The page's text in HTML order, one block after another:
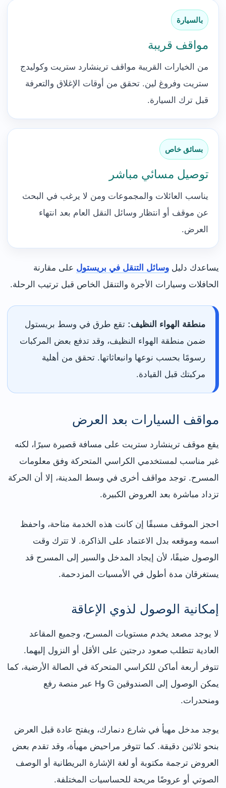
بالسيارة
مواقف قريبة
من الخيارات القريبة مواقف ترينشارد ستريت وكوليدج
ستريت وفروغ لين. تحقق من أوقات الإغلاق والتعرفة
قبل ترك السيارة.
بسائق خاص
توصيل مسائي مباشر
يناسب العائلات والمجموعات ومن لا يرغب في البحث
عن موقف أو انتظار وسائل النقل العام بعد انتهاء
العرض.
يساعدك دليل وسائل التنقل في بريستول على مقارنة
الحافلات وسيارات الأجرة والتنقل الخاص قبل ترتيب الرحلة.
منطقة الهواء النظيف: تقع طرق في وسط بريستول
ضمن منطقة الهواء النظيف، وقد تدفع بعض المركبات
رسومًا بحسب نوعها وانبعاثاتها. تحقق من أهلية
مركبتك قبل القيادة.
مواقف السيارات بعد العرض
يقع موقف ترينشارد ستريت على مسافة قصيرة سيرًا، لكنه
غير مناسب لمستخدمي الكراسي المتحركة وفق معلومات
المسرح. توجد مواقف أخرى في وسط المدينة، إلا أن الحركة
تزداد مباشرة بعد العروض الكبيرة.
احجز الموقف مسبقًا إن كانت هذه الخدمة متاحة، واحفظ
اسمه وموقعه بدل الاعتماد على الذاكرة. لا تترك وقت
الوصول ضيقًا، لأن إيجاد المدخل والسير إلى المسرح قد
يستغرقان مدة أطول في الأمسيات المزدحمة.
إمكانية الوصول لذوي الإعاقة
لا يوجد مصعد يخدم مستويات المسرح، وجميع المقاعد
العادية تتطلب صعود درجتين على الأقل أو النزول إليهما.
تتوفر أربعة أماكن للكراسي المتحركة في الصالة الأرضية، كما
يمكن الوصول إلى الصندوقين G وH عبر منصة رفع
ومنحدرات.
يوجد مدخل مهيأ في شارع دنمارك، ويفتح عادة قبل العرض
بنحو ثلاثين دقيقة. كما تتوفر مراحيض مهيأة، وقد تقدم بعض
العروض ترجمة مكتوبة أو لغة الإشارة البريطانية أو الوصف
الصوتي أو عروضًا مريحة للحساسيات المختلفة.